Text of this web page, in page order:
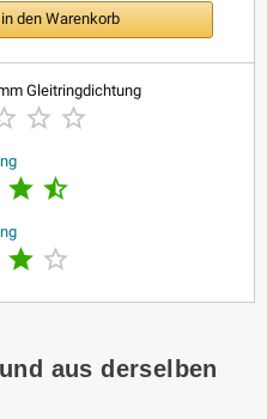
den Warenkorb
Gleitringdichtung
 
 
 
aus derselben